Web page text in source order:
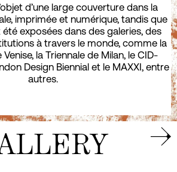
d’une large couverture dans la
imprimée et numérique, tandis que
exposées dans des galeries, des
à travers le monde, comme la
Venise, la Triennale de Milan, le CID-
Design Biennial et le MAXXI, entre
autres.